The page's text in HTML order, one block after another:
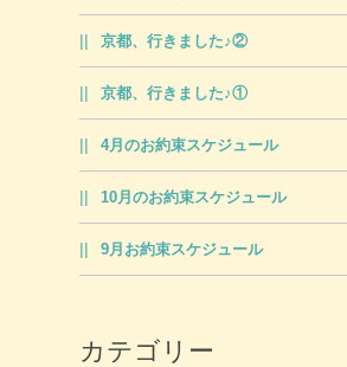
京都、行きました♪②
京都、行きました♪①
4月のお約束スケジュール
10月のお約束スケジュール
9月お約束スケジュール
カテゴリー